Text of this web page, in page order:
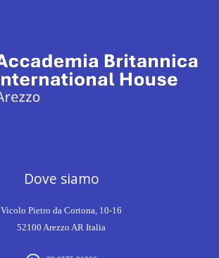
Dove siamo
Vicolo Pietro da Cortona, 10-16
52100 Arezzo AR Italia